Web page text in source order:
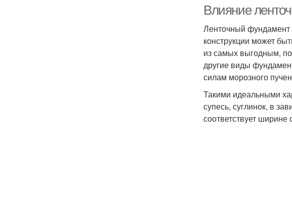
Влияние
Ленточный фундамент
конструкции может
из самых выгодным,
другие виды
силам морозного
Такими идеальными
супесь, суглинок, в
соответствует ширине